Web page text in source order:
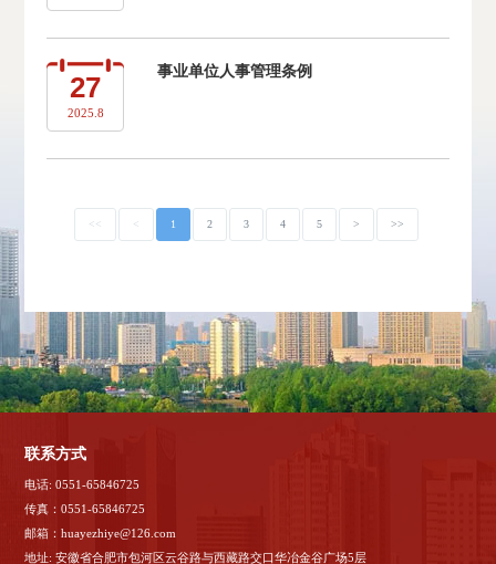
27
2025.8
事业单位人事管理条例
<< < 1 2 3 4 5 > >>
联系方式
电话: 0551-65846725
传真：0551-65846725
邮箱：huayezhiye@126.com
地址: 安徽省合肥市包河区云谷路与西藏路交口华冶金谷广场5层